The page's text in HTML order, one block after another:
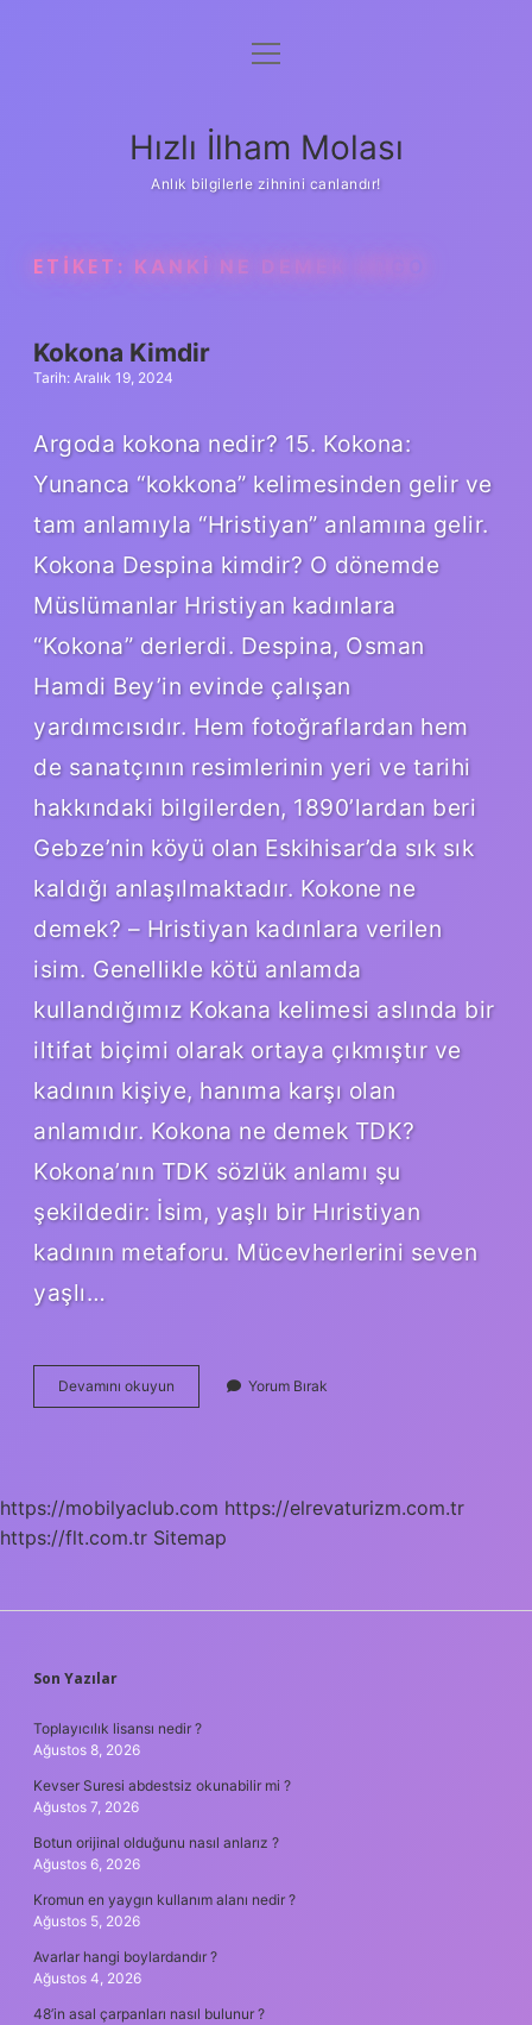
Anasayfa
Yasal Uyarı
menüyü
Hızlı İlham Molası
Anlık bilgilerle zihnini canlandır!
ETIKET: KANKI NE DEMEK ARGO
Kokona Kimdir
Tarih: Aralık 19, 2024
Argoda kokona nedir? 15. Kokona:
Yunanca “kokkona” kelimesinden gelir ve
tam anlamıyla “Hristiyan” anlamına gelir.
Kokona Despina kimdir? O dönemde
Müslümanlar Hristiyan kadınlara
“Kokona” derlerdi. Despina, Osman
Hamdi Bey’in evinde çalışan
yardımcısıdır. Hem fotoğraflardan hem
de sanatçının resimlerinin yeri ve tarihi
hakkındaki bilgilerden, 1890’lardan beri
Gebze’nin köyü olan Eskihisar’da sık sık
kaldığı anlaşılmaktadır. Kokone ne
demek? – Hristiyan kadınlara verilen
isim. Genellikle kötü anlamda
kullandığımız Kokana kelimesi aslında bir
iltifat biçimi olarak ortaya çıkmıştır ve
kadının kişiye, hanıma karşı olan
anlamıdır. Kokona ne demek TDK?
Kokona’nın TDK sözlük anlamı şu
şekildedir: İsim, yaşlı bir Hıristiyan
kadının metaforu. Mücevherlerini seven
yaşlı…
Devamını okuyun
Kimdir
Yorum Bırak
https://mobilyaclub.com https://elrevaturizm.com.tr
https://flt.com.tr Sitemap
SIDEBAR
Son Yazılar
Toplayıcılık lisansı nedir ?
Ağustos 8, 2026
Kevser Suresi abdestsiz okunabilir mi ?
Ağustos 7, 2026
Botun orijinal olduğunu nasıl anlarız ?
Ağustos 6, 2026
Kromun en yaygın kullanım alanı nedir ?
Ağustos 5, 2026
Avarlar hangi boylardandır ?
Ağustos 4, 2026
48’in asal çarpanları nasıl bulunur ?